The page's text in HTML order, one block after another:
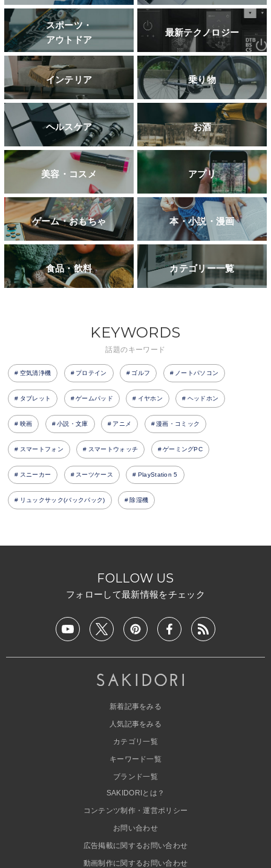
スポーツ・
アウトドア
最新テクノロジー
インテリア 乗り物
ヘルスケア お酒
美容・コスメ アプリ
ゲーム・おもちゃ 本・小説・漫画
食品・飲料 カテゴリー一覧
KEYWORDS
話題のキーワード
空気清浄機 プロテイン ゴルフ ノートパソコン
タブレット ゲームパッド イヤホン ヘッドホン
映画 小説・文庫 アニメ 漫画・コミック
スマートフォン スマートウォッチ ゲーミングPC
スニーカー スーツケース PlayStation 5
リュックサック(バックパック) 除湿機
FOLLOW US
フォローして最新情報をチェック
新着記事をみる
人気記事をみる
カテゴリ一覧
キーワード一覧
ブランド一覧
SAKIDORIとは？
コンテンツ制作・運営ポリシー
お問い合わせ
広告掲載に関するお問い合わせ
動画制作に関するお問い合わせ